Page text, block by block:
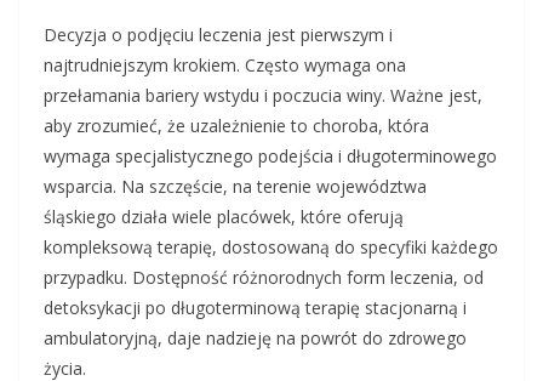
Decyzja o podjęciu leczenia jest pierwszym i
najtrudniejszym krokiem. Często wymaga ona
przełamania bariery wstydu i poczucia winy. Ważne jest,
aby zrozumieć, że uzależnienie to choroba, która
wymaga specjalistycznego podejścia i długoterminowego
wsparcia. Na szczęście, na terenie województwa
śląskiego działa wiele placówek, które oferują
kompleksową terapię, dostosowaną do specyfiki każdego
przypadku. Dostępność różnorodnych form leczenia, od
detoksykacji po długoterminową terapię stacjonarną i
ambulatoryjną, daje nadzieję na powrót do zdrowego
życia.